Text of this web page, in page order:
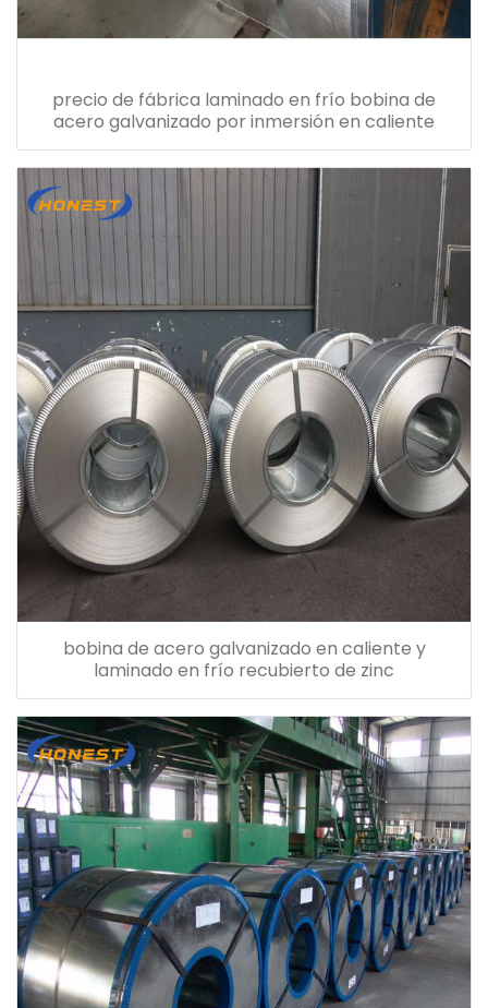
precio de fábrica laminado en frío bobina de
acero galvanizado por inmersión en caliente
bobina de acero galvanizado en caliente y
laminado en frío recubierto de zinc